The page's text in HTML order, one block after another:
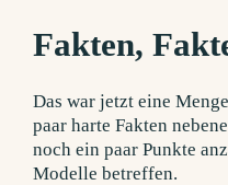
Fakten,
Das war jetzt eine
paar harte Fakten
noch ein paar Punkte
Modelle betreffen.